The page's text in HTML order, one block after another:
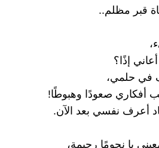
قبر مظلم..
إذًا؟
في حلمي،
أفكاري صعودًا وهبوطًا!
أعرف نفسي بعد الآن.
يا نجومًا رحيمة،